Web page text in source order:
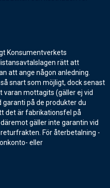
Konsumentverkets
rätt att
att ange någon anledning.
snart som möjligt, dock senast
mottagits (gäller ej vid
garanti på de produkter du
det är fabrikationsfel på
gäller inte garantin vid
För återbetalning -
eller